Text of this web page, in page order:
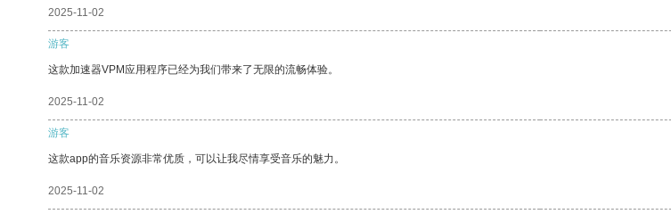
2025-11-02
游客
这款加速器VPM应用程序已经为我们带来了无限的流畅体验。
2025-11-02
游客
这款app的音乐资源非常优质，可以让我尽情享受音乐的魅力。
2025-11-02